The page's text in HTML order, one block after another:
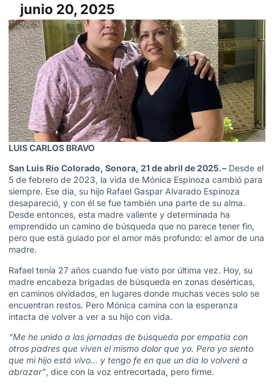
junio 20, 2025
LUIS CARLOS BRAVO
San Luis Río Colorado, Sonora, 21 de abril de 2025.– Desde el
5 de febrero de 2023, la vida de Mónica Espinoza cambió para
siempre. Ese día, su hijo Rafael Gaspar Alvarado Espinoza
desapareció, y con él se fue también una parte de su alma.
Desde entonces, esta madre valiente y determinada ha
emprendido un camino de búsqueda que no parece tener fin,
pero que está guiado por el amor más profundo: el amor de una
madre.
Rafael tenía 27 años cuando fue visto por última vez. Hoy, su
madre encabeza brigadas de búsqueda en zonas desérticas,
en caminos olvidados, en lugares donde muchas veces solo se
encuentran restos. Pero Mónica camina con la esperanza
intacta de volver a ver a su hijo con vida.
“Me he unido a las jornadas de búsqueda por empatía con
otros padres que viven el mismo dolor que yo. Pero yo siento
que mi hijo está vivo… y tengo fe en que un día lo volveré a
abrazar”, dice con la voz entrecortada, pero firme.